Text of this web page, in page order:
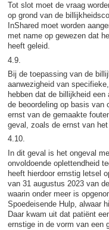
Tot slot moet de vraag
op grond van de
InShared moet worden
met name op gewezen dat
heeft geleid.
4.9.
Bij de toepassing van de
aanwezigheid van
hebben dat de billijkheid
de beoordeling op basis van
ernst van de gemaakte
geval, zoals de ernst van
4.10.
In dit geval is het ongeval
onvoldoende oplettendheid
heeft hierdoor ernstig letsel
van 31 augustus 2023 van
waarin onder meer is
Spoedeisende Hulp, alwaar
Daar kwam uit dat patiënt
ernstige in de vorm van een